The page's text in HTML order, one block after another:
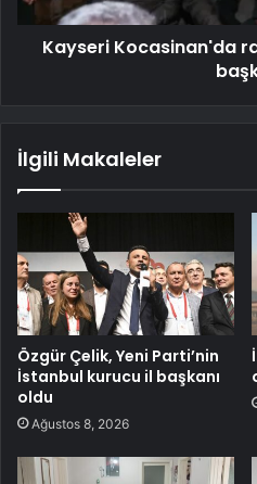
Kayseri Kocasinan'da
İlgili Makaleler
Özgür Çelik, Yeni Parti’nin
İstanbul kurucu il başkanı
oldu
Ağustos 8, 2026